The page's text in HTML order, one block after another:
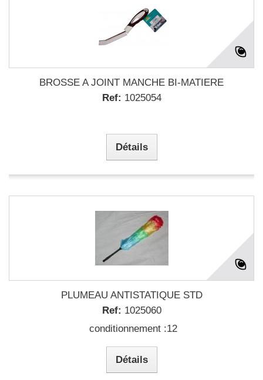
BROSSE A JOINT MANCHE BI-MATIERE
Ref: 1025054
Détails
PLUMEAU ANTISTATIQUE STD
Ref: 1025060
conditionnement :12
Détails